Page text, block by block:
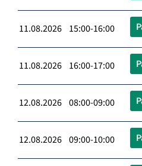
11.08.2026 15:00-16:00
11.08.2026 16:00-17:00
12.08.2026 08:00-09:00
12.08.2026 09:00-10:00